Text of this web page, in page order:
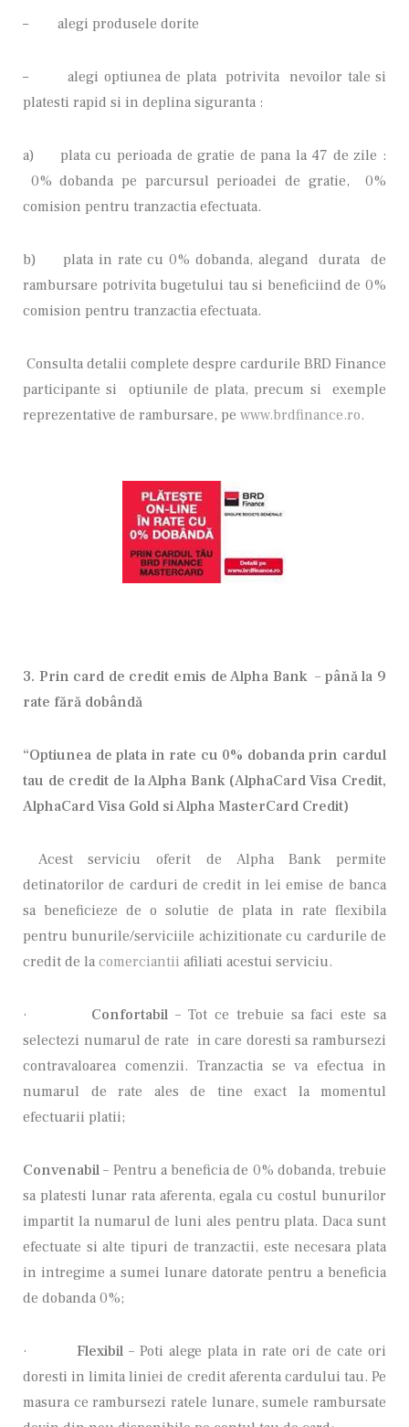
– alegi produsele dorite
– alegi optiunea de plata potrivita nevoilor tale si
platesti rapid si in deplina siguranta :
a) plata cu perioada de gratie de pana la 47 de zile :
0% dobanda pe parcursul perioadei de gratie, 0%
comision pentru tranzactia efectuata.
b) plata in rate cu 0% dobanda, alegand durata de
rambursare potrivita bugetului tau si beneficiind de 0%
comision pentru tranzactia efectuata.
Consulta detalii complete despre cardurile BRD Finance
participante si optiunile de plata, precum si exemple
reprezentative de rambursare, pe www.brdfinance.ro.
3. Prin card de credit emis de Alpha Bank– până la 9
rate fără dobândă
“Optiunea de plata in rate cu 0% dobanda prin cardul
tau de credit de la Alpha Bank (AlphaCard Visa Credit,
AlphaCard Visa Gold si Alpha MasterCard Credit)
Acest serviciu oferit de Alpha Bank permite
detinatorilor de carduri de credit in lei emise de banca
sa beneficieze de o solutie de plata in rate flexibila
pentru bunurile/serviciile achizitionate cu cardurile de
credit de la comerciantii afiliati acestui serviciu.
· Confortabil –Tot ce trebuie sa faci este sa
selectezi numarul de rate in care doresti sa rambursezi
contravaloarea comenzii. Tranzactia se va efectua in
numarul de rate ales de tine exact la momentul
efectuarii platii;
Convenabil – Pentru a beneficia de 0% dobanda, trebuie
sa platesti lunar rata aferenta, egala cu costul bunurilor
impartit la numarul de luni ales pentru plata. Daca sunt
efectuate si alte tipuri de tranzactii, este necesara plata
in intregime a sumei lunare datorate pentru a beneficia
de dobanda 0%;
· Flexibil – Poti alege plata in rate ori de cate ori
doresti in limita liniei de credit aferenta cardului tau. Pe
masura ce rambursezi ratele lunare, sumele rambursate